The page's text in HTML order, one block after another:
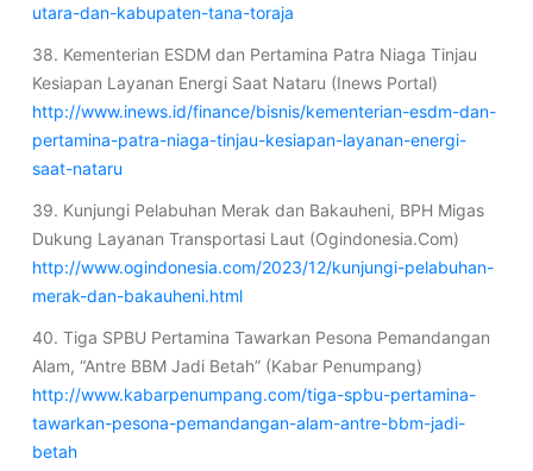
utara-dan-kabupaten-tana-toraja
38. Kementerian ESDM dan Pertamina Patra Niaga Tinjau
Kesiapan Layanan Energi Saat Nataru (Inews Portal)
http://www.inews.id/finance/bisnis/kementerian-esdm-dan-
pertamina-patra-niaga-tinjau-kesiapan-layanan-energi-
saat-nataru
39. Kunjungi Pelabuhan Merak dan Bakauheni, BPH Migas
Dukung Layanan Transportasi Laut (Ogindonesia.Com)
http://www.ogindonesia.com/2023/12/kunjungi-pelabuhan-
merak-dan-bakauheni.html
40. Tiga SPBU Pertamina Tawarkan Pesona Pemandangan
Alam, “Antre BBM Jadi Betah” (Kabar Penumpang)
http://www.kabarpenumpang.com/tiga-spbu-pertamina-
tawarkan-pesona-pemandangan-alam-antre-bbm-jadi-
betah